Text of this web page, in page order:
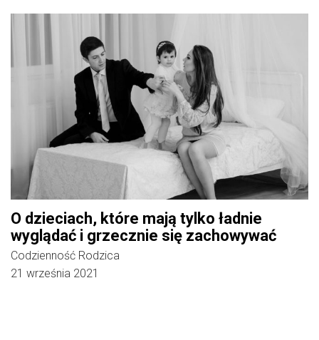
O dzieciach, które mają tylko ładnie
wyglądać i grzecznie się zachowywać
Codzienność Rodzica
21 września 2021